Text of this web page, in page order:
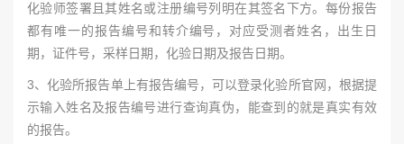
化验师签署且其姓名或注册编号列明在其签名下方。每份报告
都有唯一的报告编号和转介编号，对应受测者姓名，出生日
期，证件号，采样日期，化验日期及报告日期。
3、化验所报告单上有报告编号，可以登录化验所官网，根据提
示输入姓名及报告编号进行查询真伪，能查到的就是真实有效
的报告。